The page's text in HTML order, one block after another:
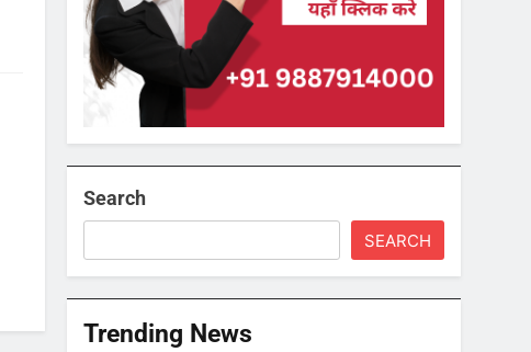
Search
SEARCH
Trending News